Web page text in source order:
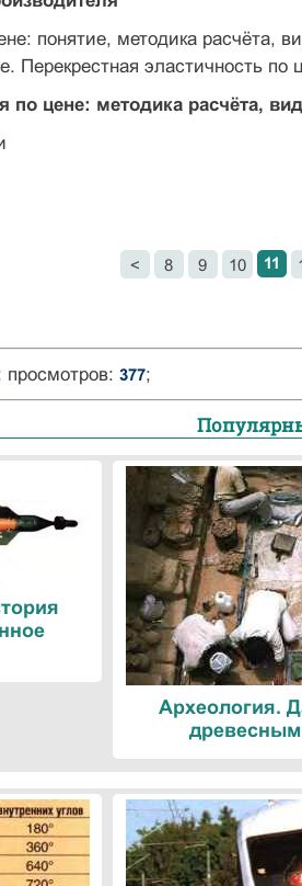
понятие, методика расчёта,
Перекрестная эластичность по
по цене: методика расчёта,
< 8 9 10 11
просмотров: 377;
Археология.